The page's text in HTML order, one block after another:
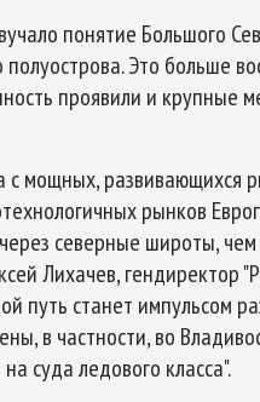
понятие Большого
Это больше
проявили и крупные
с мощных, развивающихся
рынков
северные широты,
Лихачев, гендиректор
путь станет импульсом
в частности, во
суда ледового класса".